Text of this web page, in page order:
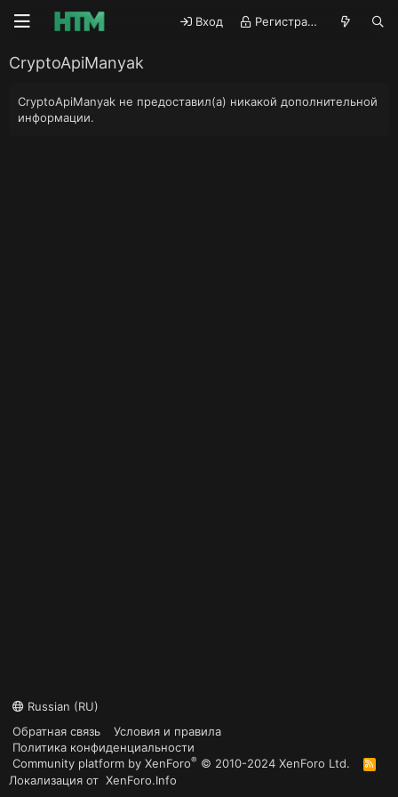
Вход Регистрация
CryptoApiManyak
CryptoApiManyak не предоставил(а) никакой дополнительной
информации.
Russian (RU)
Обратная связь
Условия и правила
Политика конфиденциальности
Community platform by XenForo® © 2010-2024 XenForo Ltd.
R
S
Локализация от XenForo.Info